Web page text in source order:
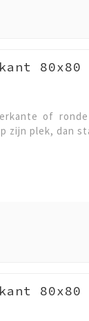
of
zijn plek, dan